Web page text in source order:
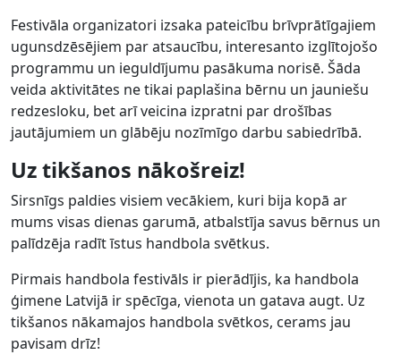
Festivāla organizatori izsaka pateicību brīvprātīgajiem
ugunsdzēsējiem par atsaucību, interesanto izglītojošo
programmu un ieguldījumu pasākuma norisē. Šāda
veida aktivitātes ne tikai paplašina bērnu un jauniešu
redzesloku, bet arī veicina izpratni par drošības
jautājumiem un glābēju nozīmīgo darbu sabiedrībā.
Uz tikšanos nākošreiz!
Sirsnīgs paldies visiem vecākiem, kuri bija kopā ar
mums visas dienas garumā, atbalstīja savus bērnus un
palīdzēja radīt īstus handbola svētkus.
Pirmais handbola festivāls ir pierādījis, ka handbola
ģimene Latvijā ir spēcīga, vienota un gatava augt. Uz
tikšanos nākamajos handbola svētkos, cerams jau
pavisam drīz!